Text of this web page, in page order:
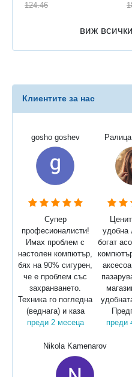
124.46
виж всички
Клиентите за нас
gosho goshev
Супер
професионалисти!
Имах проблем с
настолен компютър,
бях на 90% сигурен,
че е проблем със
захранването.
Техника го погледна
(веднага) и каза
преди 2 месеца
удобна
богат
преди
Nikola Kamenarov